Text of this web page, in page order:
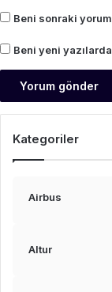
Beni sonraki
Beni yeni
Kategoriler
Airbus
Altur